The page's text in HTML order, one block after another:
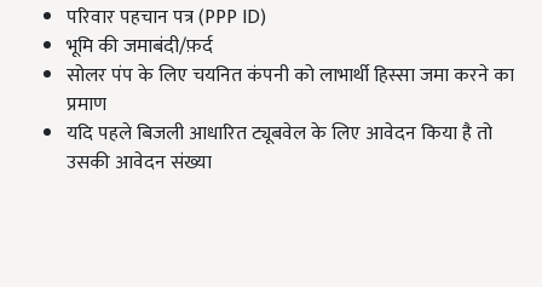
परिवार पहचान पत्र (PPP ID)
भूमि की जमाबंदी/फ़र्द
सोलर पंप के लिए चयनित कंपनी को लाभार्थी हिस्सा जमा करने का
प्रमाण
यदि पहले बिजली आधारित ट्यूबवेल के लिए आवेदन किया है तो
उसकी आवेदन संख्या